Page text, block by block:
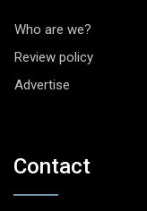
Who are we?
Review policy
Advertise
Contact